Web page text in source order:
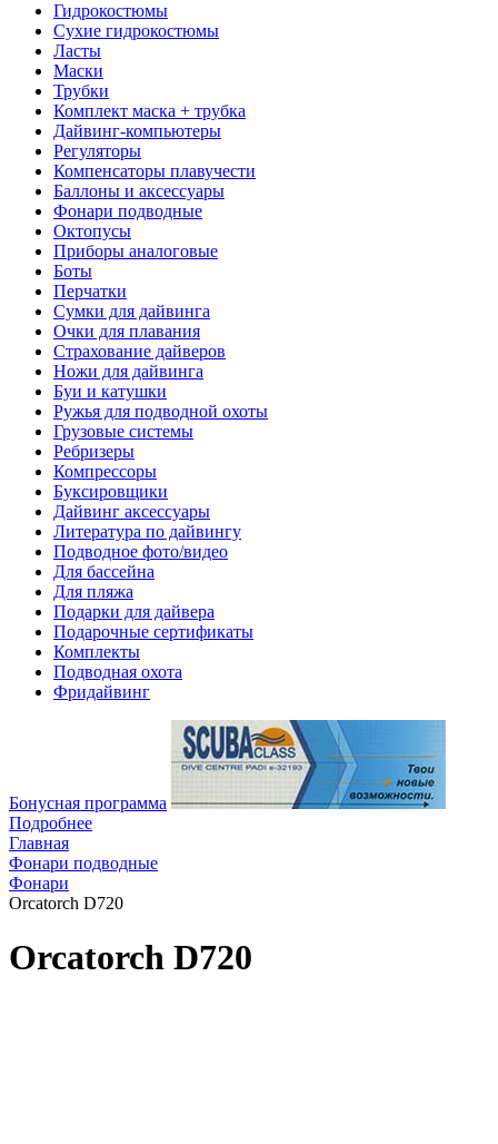
Гидрокостюмы
Сухие гидрокостюмы
Ласты
Маски
Трубки
Комплект маска + трубка
Дайвинг-компьютеры
Регуляторы
Компенсаторы плавучести
Баллоны и аксессуары
Фонари подводные
Октопусы
Приборы аналоговые
Боты
Перчатки
Сумки для дайвинга
Очки для плавания
Страхование дайверов
Ножи для дайвинга
Буи и катушки
Ружья для подводной охоты
Грузовые системы
Ребризеры
Компрессоры
Буксировщики
Дайвинг аксессуары
Литература по дайвингу
Подводное фото/видео
Для бассейна
Для пляжа
Подарки для дайвера
Подарочные сертификаты
Комплекты
Подводная охота
Фридайвинг
Бонусная программа
Подробнее
Главная
Фонари подводные
Фонари
Orcatorch D720
Orcatorch D720